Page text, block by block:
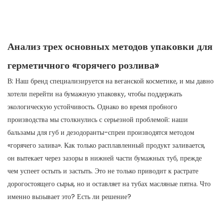
Анализ трех основных методов упаковки для
герметичного «горячего розлива»
В: Наш бренд специализируется на веганской косметике, и мы давно
хотели перейти на бумажную упаковку, чтобы поддержать
экологическую устойчивость. Однако во время пробного
производства мы столкнулись с серьезной проблемой: наши
бальзамы для губ и дезодоранты-спреи производятся методом
«горячего залива». Как только расплавленный продукт заливается,
он вытекает через зазоры в нижней части бумажных туб, прежде
чем успеет остыть и застыть. Это не только приводит к растрате
дорогостоящего сырья, но и оставляет на тубах масляные пятна. Что
именно вызывает это? Есть ли решение?